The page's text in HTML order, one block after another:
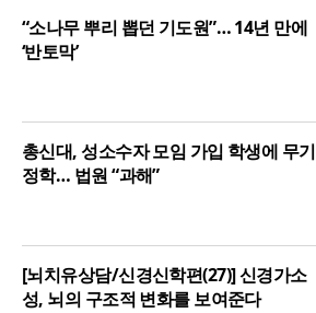
“소나무 뿌리 뽑던 기도원”… 14년 만에
‘반토막’
총신대, 성소수자 모임 가입 학생에 무기
정학… 법원 “과해”
[뇌치유상담/신경신학편(27)] 신경가소
성, 뇌의 구조적 변화를 보여준다